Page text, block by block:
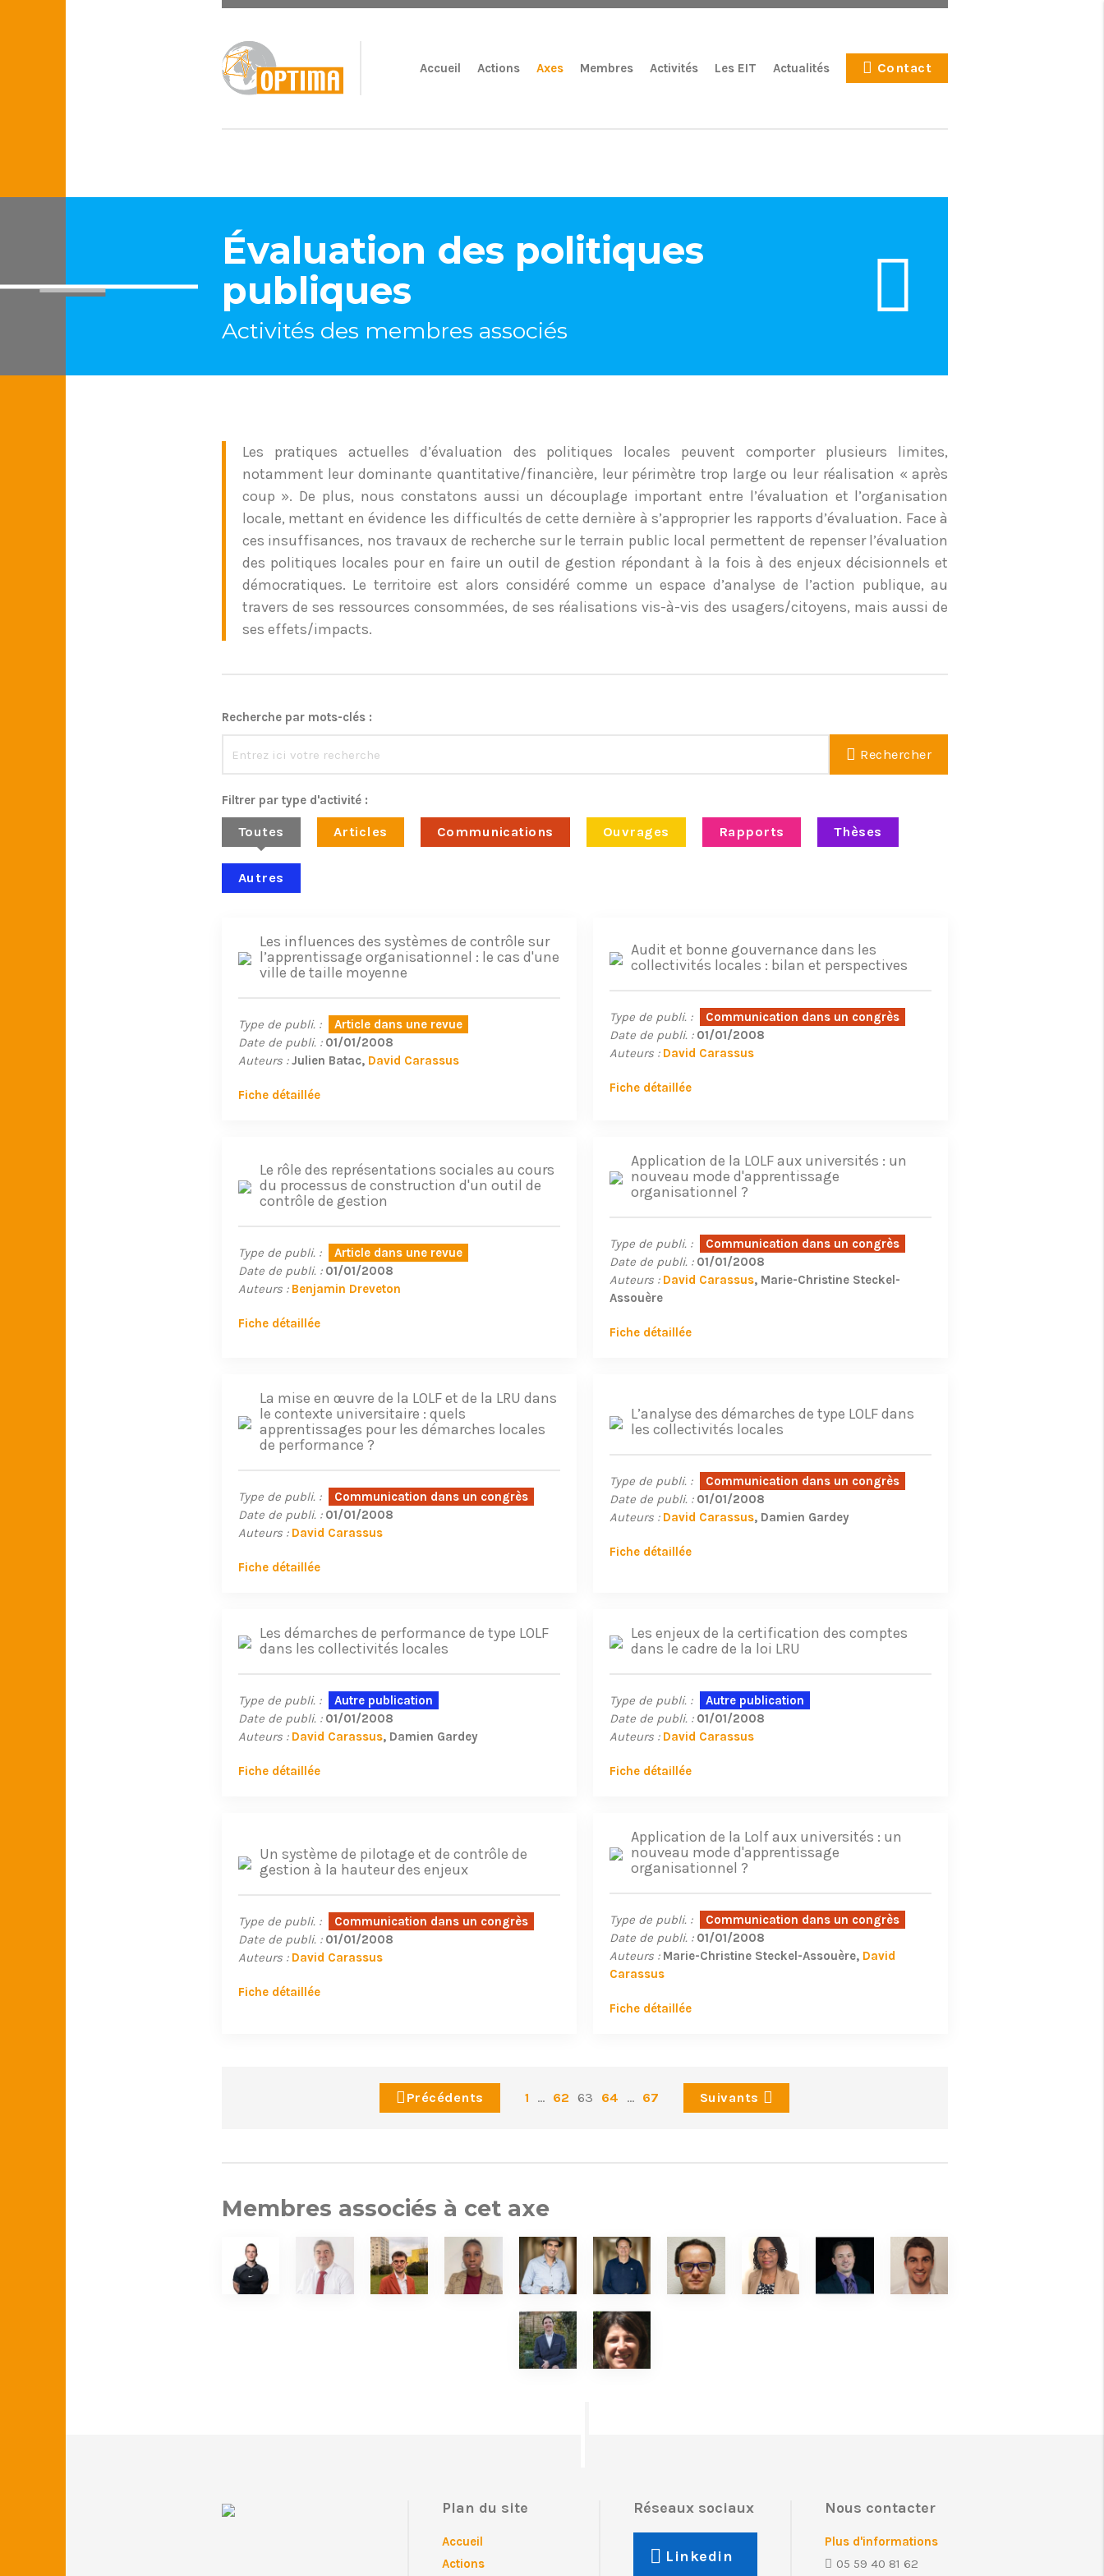
Accueil Actions Axes Membres Activités Les EIT Actualités Contact
Évaluation des politiques
publiques
Activités des membres associés
Les pratiques actuelles d’évaluation des politiques locales peuvent comporter plusieurs limites,
notamment leur dominante quantitative/financière, leur périmètre trop large ou leur réalisation « après
coup ». De plus, nous constatons aussi un découplage important entre l’évaluation et l’organisation
locale, mettant en évidence les difficultés de cette dernière à s’approprier les rapports d’évaluation. Face à
ces insuffisances, nos travaux de recherche sur le terrain public local permettent de repenser l’évaluation
des politiques locales pour en faire un outil de gestion répondant à la fois à des enjeux décisionnels et
démocratiques. Le territoire est alors considéré comme un espace d’analyse de l’action publique, au
travers de ses ressources consommées, de ses réalisations vis-à-vis des usagers/citoyens, mais aussi de
ses effets/impacts.
Recherche par mots-clés :
Rechercher
Filtrer par type d'activité :
Toutes Articles Communications Ouvrages Rapports Thèses
Autres
Les influences des systèmes de contrôle sur
l’apprentissage organisationnel : le cas d'une
ville de taille moyenne
Type de publi. :
Article dans une revue
Date de publi. : 01/01/2008
Auteurs : Julien Batac David Carassus
Fiche détaillée
Audit et bonne gouvernance dans les
collectivités locales : bilan et perspectives
Type de publi. :
Communication dans un congrès
Date de publi. : 01/01/2008
Auteurs : David Carassus
Fiche détaillée
Le rôle des représentations sociales au cours
du processus de construction d'un outil de
contrôle de gestion
Type de publi. :
Article dans une revue
Date de publi. : 01/01/2008
Auteurs : Benjamin Dreveton
Fiche détaillée
Application de la LOLF aux universités : un
nouveau mode d'apprentissage
organisationnel ?
Type de publi. :
Communication dans un congrès
Date de publi. : 01/01/2008
Auteurs : David Carassus Marie-Christine Steckel-
Assouère
Fiche détaillée
La mise en œuvre de la LOLF et de la LRU dans
le contexte universitaire : quels
apprentissages pour les démarches locales
de performance ?
Type de publi. :
Communication dans un congrès
Date de publi. : 01/01/2008
Auteurs : David Carassus
Fiche détaillée
L’analyse des démarches de type LOLF dans
les collectivités locales
Type de publi. :
Communication dans un congrès
Date de publi. : 01/01/2008
Auteurs : David Carassus Damien Gardey
Fiche détaillée
Les démarches de performance de type LOLF
dans les collectivités locales
Type de publi. :
Autre publication
Date de publi. : 01/01/2008
Auteurs : David Carassus Damien Gardey
Fiche détaillée
Les enjeux de la certification des comptes
dans le cadre de la loi LRU
Type de publi. :
Autre publication
Date de publi. : 01/01/2008
Auteurs : David Carassus
Fiche détaillée
Un système de pilotage et de contrôle de
gestion à la hauteur des enjeux
Type de publi. :
Communication dans un congrès
Date de publi. : 01/01/2008
Auteurs : David Carassus
Fiche détaillée
Application de la Lolf aux universités : un
nouveau mode d'apprentissage
organisationnel ?
Type de publi. :
Communication dans un congrès
Date de publi. : 01/01/2008
Auteurs : Marie-Christine Steckel-Assouère David
Carassus
Fiche détaillée
Précédents 1 ... 62 63 64 ... 67 Suivants
Membres associés à cet axe
Plan du site
Accueil
Actions
Réseaux sociaux
Linkedin
Nous contacter
Plus d'informations
05 59 40 81 62